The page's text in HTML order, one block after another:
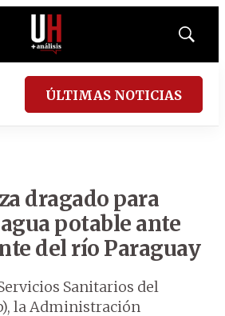
Mostrar
ÚLTIMAS NOTICIAS
dragado para
potable ante
del río Paraguay
Sanitarios del
la Administración